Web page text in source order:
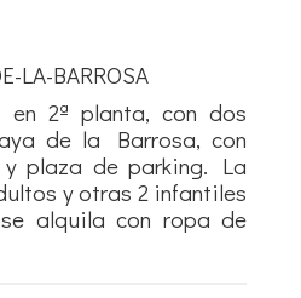
LA-BARROSA
2ª planta, con dos
de la Barrosa, con
plaza de parking. La
y otras 2 infantiles
alquila con ropa de